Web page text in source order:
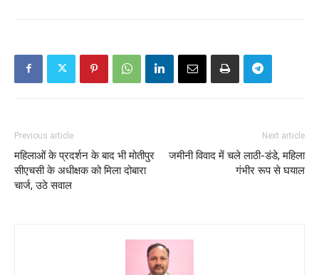
Previous article
महिलाओं के प्रदर्शन के बाद भी मोतीपुर
सीएचसी के अधीक्षक को मिला दोबारा
चार्ज, उठे सवाल
Next article
जमीनी विवाद में चले लाठी-डंडे, महिला
गंभीर रूप से घयाल